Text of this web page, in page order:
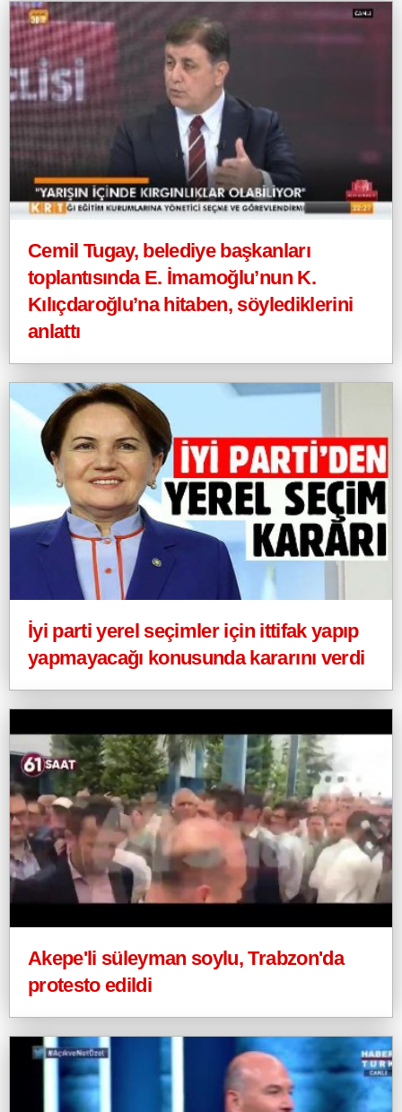
Cemil Tugay, belediye başkanları
toplantısında E. İmamoğlu’nun K.
Kılıçdaroğlu’na hitaben, söylediklerini
anlattı
İyi parti yerel seçimler için ittifak yapıp
yapmayacağı konusunda kararını verdi
Akepe'li süleyman soylu, Trabzon'da
protesto edildi